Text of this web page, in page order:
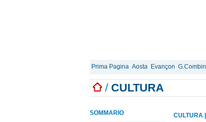
Prima Pagina Aosta Evançon G.Combin
/ CULTURA
SOMMARIO CULTURA